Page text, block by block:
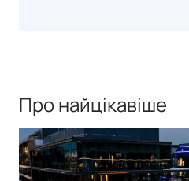
Про найцікавіше